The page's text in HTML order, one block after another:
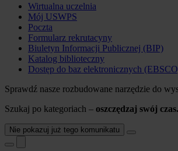
Wirtualna uczelnia
Mój USWPS
Poczta
Formularz rekrutacyny
Biuletyn Informacji Publicznej (BIP)
Katalog biblioteczny
Dostęp do baz elektronicznych
Sprawdź nasze rozbudowane narzędzie do
Szukaj po kategoriach – oszczędzaj swój czas.
Nie pokazuj już tego komunikatu